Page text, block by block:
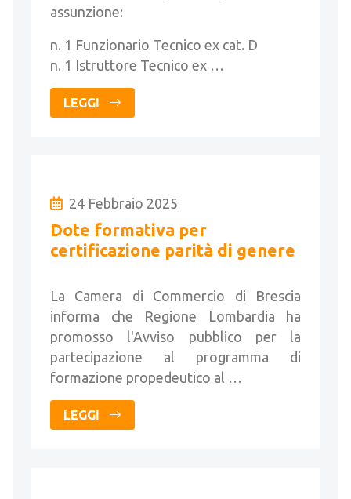
assunzione:
n. 1 Funzionario Tecnico ex cat. D
n. 1 Istruttore Tecnico ex …
LEGGI
24 Febbraio 2025
Dote formativa per
certificazione parità di genere
La Camera di Commercio di Brescia
informa che Regione Lombardia ha
promosso l'Avviso pubblico per la
partecipazione al programma di
formazione propedeutico al …
LEGGI